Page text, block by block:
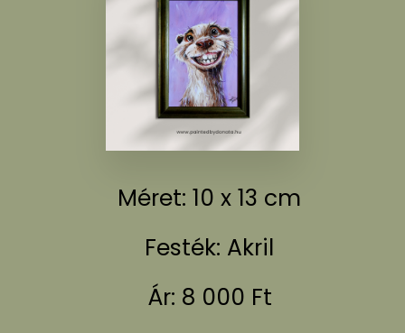
Méret: 10 x 13 cm
Festék: Akril
Ár: 8 000 Ft